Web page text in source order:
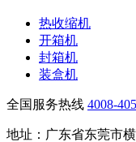
热收缩机
开箱机
封箱机
装盒机
全国服务热线 4008-
地址：广东省东莞市